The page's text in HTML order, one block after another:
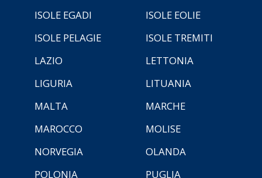
ISOLE EGADI
ISOLE EOLIE
ISOLE PELAGIE
ISOLE TREMITI
LAZIO
LETTONIA
LIGURIA
LITUANIA
MALTA
MARCHE
MAROCCO
MOLISE
NORVEGIA
OLANDA
POLONIA
PUGLIA